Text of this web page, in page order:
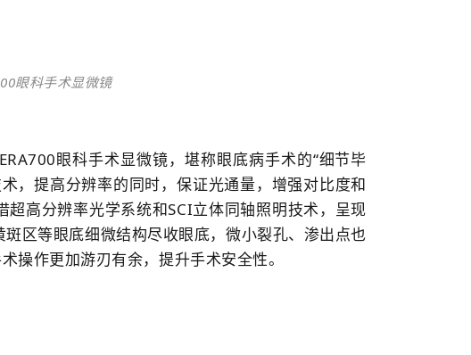
眼科手术显微镜
眼科手术显微镜，堪称眼底病手术的“细节毕
提高分辨率的同时，保证光通量，增强对比度和
高分辨率光学系统和SCI立体同轴照明技术，呈现
区等眼底细微结构尽收眼底，微小裂孔、渗出点也
操作更加游刃有余，提升手术安全性。